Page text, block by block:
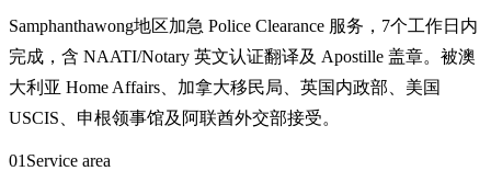
Samphanthawong地区加急 Police Clearance 服务，7个工作日内
完成，含 NAATI/Notary 英文认证翻译及 Apostille 盖章。被澳
大利亚 Home Affairs、加拿大移民局、英国内政部、美国
USCIS、申根领事馆及阿联酋外交部接受。
01 Service area